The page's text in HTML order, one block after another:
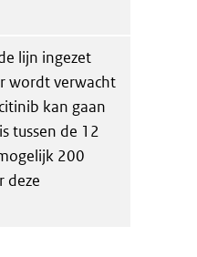
lijn ingezet
wordt verwacht
kan gaan
tussen de 12
200
deze